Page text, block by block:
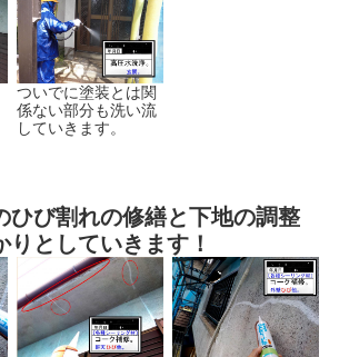
ついでに塗装とは関
係ない部分も洗い流
していきます。
ひび割れの修繕と下地の調整
りとしていきます！